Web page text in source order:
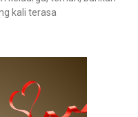
kali terasa